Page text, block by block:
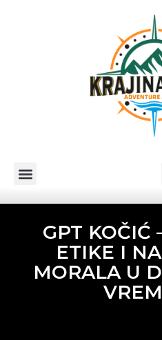
GPT KOČIĆ
ETIKE I
MORALA U